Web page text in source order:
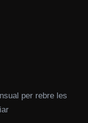
per rebre les